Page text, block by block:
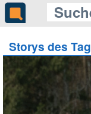
Storys des